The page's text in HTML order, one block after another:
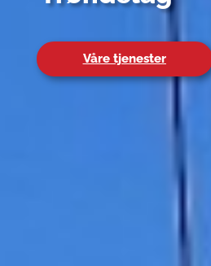
Våre tjenester